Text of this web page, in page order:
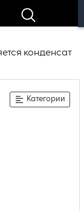
конденсат
Категории